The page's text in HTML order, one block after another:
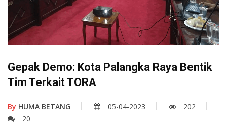
Gepak Demo: Kota Palangka Raya Bentik
Tim Terkait TORA
By HUMA BETANG 05-04-2023
202
20